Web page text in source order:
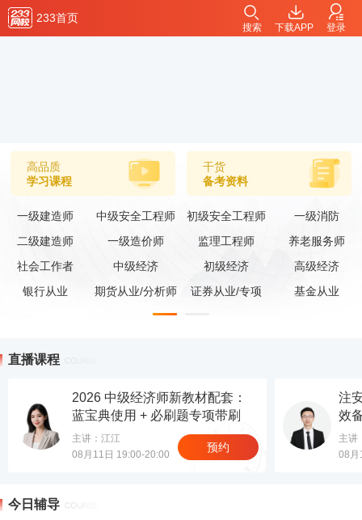
233首页
下载APP 登录
搜索
高品质
学习课程
干货
备考资料
一级建造师 中级安全工程师 初级安全工程师
一级消防
二级建造师
一级造价师 监理工程师
养老服务师
社会工作者
中级经济 初级经济
高级经济
银行从业
期货从业/分析师 证券从业/专项 基金从业
直播课程
2026 中级经济师新教材配套：
蓝宝典使用 + 必刷题专项带刷
主讲：江江
08月11日 19:00-20:00
预约
注
效
主讲
08月
今日辅导